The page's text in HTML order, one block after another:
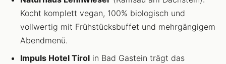
Kocht komplett vegan, 100% biologisch und
vollwertig mit Frühstücksbuffet und mehrgängigem
Abendmenü.
Impuls Hotel Tirol in Bad Gastein trägt das